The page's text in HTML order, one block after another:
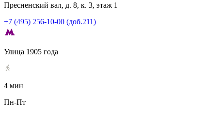
Пресненский вал, д. 8, к. 3, этаж 1
+7 (495) 256-10-00 (доб.211)
Улица 1905 года
4 мин
Пн-Пт